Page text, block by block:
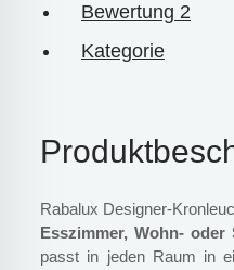
Bewertung 2
Kategorie
Rabalux Designer-
Esszimmer, Wohn- oder
passt in jeden Raum in